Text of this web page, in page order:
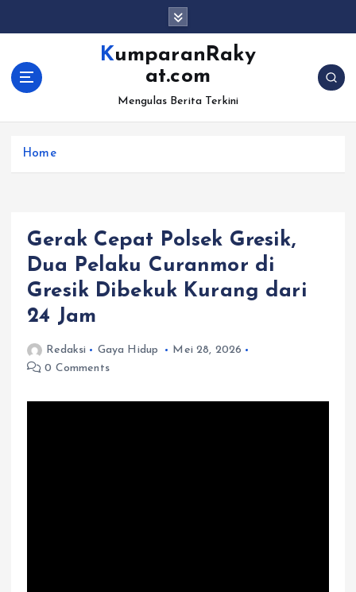
KumparanRaky
at.com
Mengulas Berita Terkini
Home
Gerak Cepat Polsek Gresik,
Dua Pelaku Curanmor di
Gresik Dibekuk Kurang dari
24 Jam
Redaksi Gaya Hidup
Mei 28, 2026
0 Comments